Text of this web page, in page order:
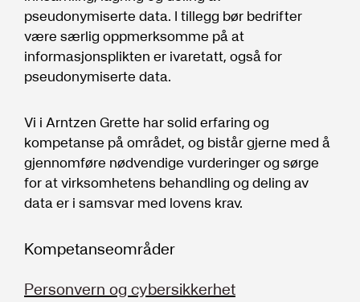
pseudonymiserte data. I tillegg bør bedrifter
være særlig oppmerksomme på at
informasjonsplikten er ivaretatt, også for
pseudonymiserte data.
Vi i Arntzen Grette har solid erfaring og
kompetanse på området, og bistår gjerne med å
gjennomføre nødvendige vurderinger og sørge
for at virksomhetens behandling og deling av
data er i samsvar med lovens krav.
Kompetanseområder
Personvern og cybersikkerhet